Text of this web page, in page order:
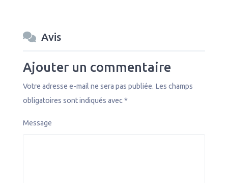
Avis
Ajouter un commentaire
Votre adresse e-mail ne sera pas publiée. Les champs
obligatoires sont indiqués avec*
Message